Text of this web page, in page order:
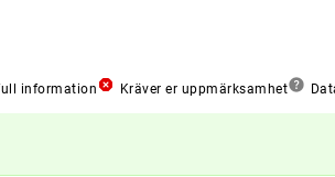
information Kräver er uppmärksamhet